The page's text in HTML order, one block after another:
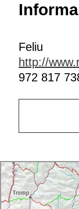
Feliu
http://
972 817